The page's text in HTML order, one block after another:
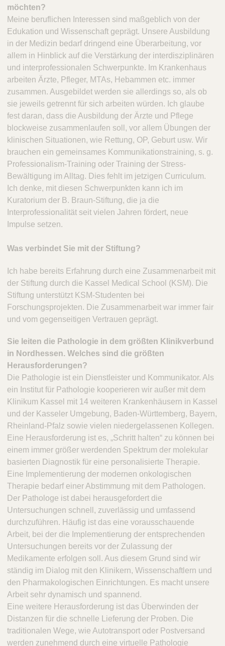
möchten?
Meine beruflichen Interessen sind maßgeblich von der
Edukation und Wissenschaft geprägt. Unsere Ausbildung
in der Medizin bedarf dringend eine Überarbeitung, vor
allem in Hinblick auf die Verstärkung der interdisziplinären
und interprofessionalen Schwerpunkte. Im Krankenhaus
arbeiten Ärzte, Pfleger, MTAs, Hebammen etc. immer
zusammen. Ausgebildet werden sie allerdings so, als ob
sie jeweils getrennt für sich arbeiten würden. Ich glaube
fest daran, dass die Ausbildung der Ärzte und Pflege
blockweise zusammenlaufen soll, vor allem Übungen der
klinischen Situationen, wie Rettung, OP, Geburt usw. Wir
brauchen ein gemeinsames Kommunikationstraining, s. g.
Professionalism-Training oder Training der Stress-
Bewältigung im Alltag. Dies fehlt im jetzigen Curriculum.
Ich denke, mit diesen Schwerpunkten kann ich im
Kuratorium der B. Braun-Stiftung, die ja die
Interprofessionalität seit vielen Jahren fördert, neue
Impulse setzen.
Was verbindet Sie mit der Stiftung?
Ich habe bereits Erfahrung durch eine Zusammenarbeit mit
der Stiftung durch die Kassel Medical School (KSM). Die
Stiftung unterstützt KSM-Studenten bei
Forschungsprojekten. Die Zusammenarbeit war immer fair
und vom gegenseitigen Vertrauen geprägt.
Sie leiten die Pathologie in dem größten Klinikverbund
in Nordhessen. Welches sind die größten
Herausforderungen?
Die Pathologie ist ein Dienstleister und Kommunikator. Als
ein Institut für Pathologie kooperieren wir außer mit dem
Klinikum Kassel mit 14 weiteren Krankenhäusern in Kassel
und der Kasseler Umgebung, Baden-Württemberg, Bayern,
Rheinland-Pfalz sowie vielen niedergelassenen Kollegen.
Eine Herausforderung ist es, „Schritt halten“ zu können bei
einem immer größer werdenden Spektrum der molekular
basierten Diagnostik für eine personalisierte Therapie.
Eine Implementierung der modernen onkologischen
Therapie bedarf einer Abstimmung mit dem Pathologen.
Der Pathologe ist dabei herausgefordert die
Untersuchungen schnell, zuverlässig und umfassend
durchzuführen. Häufig ist das eine vorausschauende
Arbeit, bei der die Implementierung der entsprechenden
Untersuchungen bereits vor der Zulassung der
Medikamente erfolgen soll. Aus diesem Grund sind wir
ständig im Dialog mit den Klinikern, Wissenschaftlern und
den Pharmakologischen Einrichtungen. Es macht unsere
Arbeit sehr dynamisch und spannend.
Eine weitere Herausforderung ist das Überwinden der
Distanzen für die schnelle Lieferung der Proben. Die
traditionalen Wege, wie Autotransport oder Postversand
werden zunehmend durch eine virtuelle Pathologie